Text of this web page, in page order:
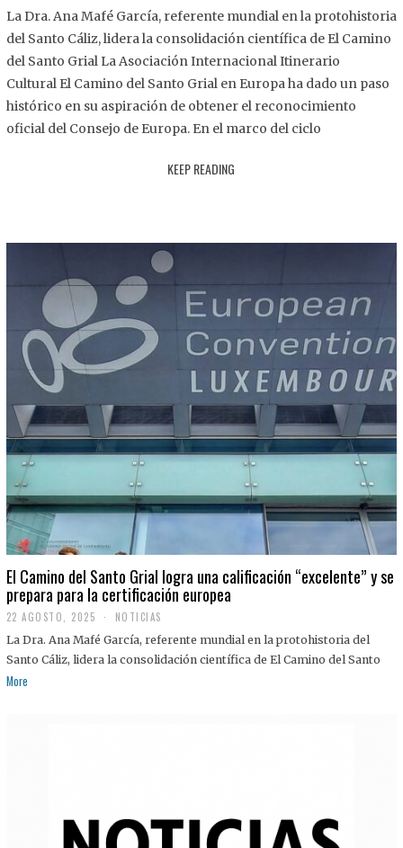
8
2
2
La Dra. Ana Mafé García, referente mundial en la protohistoria
del Santo Cáliz, lidera la consolidación científica de El Camino
del Santo Grial La Asociación Internacional Itinerario
Cultural El Camino del Santo Grial en Europa ha dado un paso
histórico en su aspiración de obtener el reconocimiento
oficial del Consejo de Europa. En el marco del ciclo
KEEP READING
El Camino del Santo Grial logra una calificación “excelente” y se
prepara para la certificación europea
22 AGOSTO, 2025
2
A
G
NOTICIAS
La Dra. Ana Mafé García, referente mundial en la protohistoria del
Santo Cáliz, lidera la consolidación científica de El Camino del Santo
More